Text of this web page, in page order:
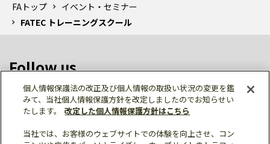
FAトップ
イベント・セミナー
FATEC トレーニングスクール
Follow us
個人情報保護法の改正及び個人情報の取扱い状況の変更を鑑
みて、当社個人情報保護方針を改定しましたのでお知らせい
たします。
改定した個人情報保護方針はこちら
当社では、お客様のウェブサイトでの体験を向上させ、コン